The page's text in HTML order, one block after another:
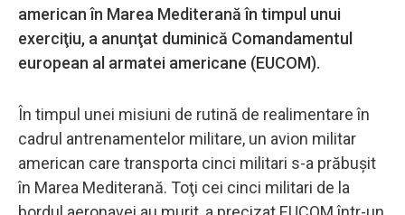
american în Marea Mediterană în timpul unui
exerciţiu, a anunţat duminică Comandamentul
european al armatei americane (EUCOM).
În timpul unei misiuni de rutină de realimentare în
cadrul antrenamentelor militare, un avion militar
american care transporta cinci militari s-a prăbuşit
în Marea Mediterană. Toţi cei cinci militari de la